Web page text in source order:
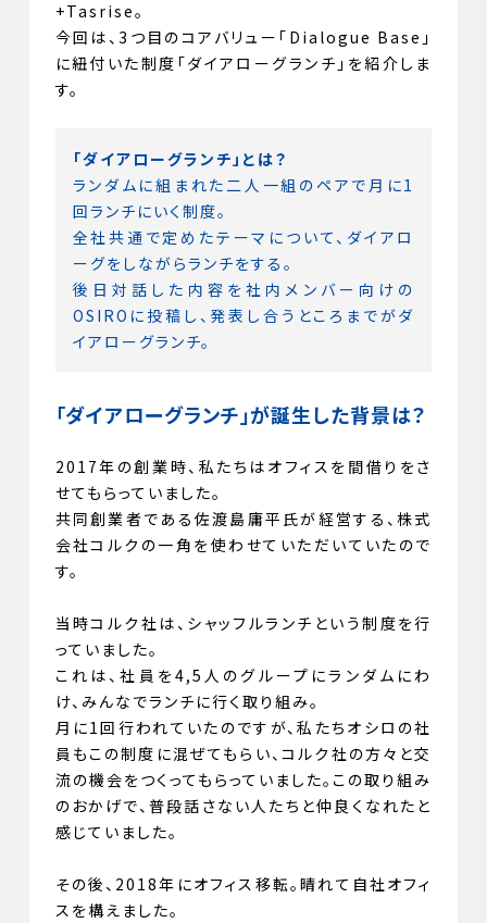
+Tasrise。
今回は、3つ目のコアバリュー「Dialogue Base」
に紐付いた制度「ダイアローグランチ」を紹介しま
す。
「ダイアローグランチ」とは？
ランダムに組まれた二人一組のペアで月に1
回ランチにいく制度。
全社共通で定めたテーマについて、ダイアロ
ーグをしながらランチをする。
後日対話した内容を社内メンバー向けの
OSIROに投稿し、発表し合うところまでがダ
イアローグランチ。
「ダイアローグランチ」が誕生した背景は？
2017年の創業時、私たちはオフィスを間借りをさ
せてもらっていました。
共同創業者である佐渡島庸平氏が経営する、株式
会社コルクの一角を使わせていただいていたので
す。
当時コルク社は、シャッフルランチという制度を行
っていました。
これは、社員を4,5人のグループにランダムにわ
け、みんなでランチに行く取り組み。
月に1回行われていたのですが、私たちオシロの社
員もこの制度に混ぜてもらい、コルク社の方々と交
流の機会をつくってもらっていました。この取り組み
のおかげで、普段話さない人たちと仲良くなれたと
感じていました。
その後、2018年にオフィス移転。晴れて自社オフィ
スを構えました。